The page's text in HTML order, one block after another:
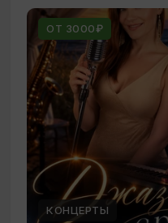
ОТ 3000₽
КОНЦЕРТЫ